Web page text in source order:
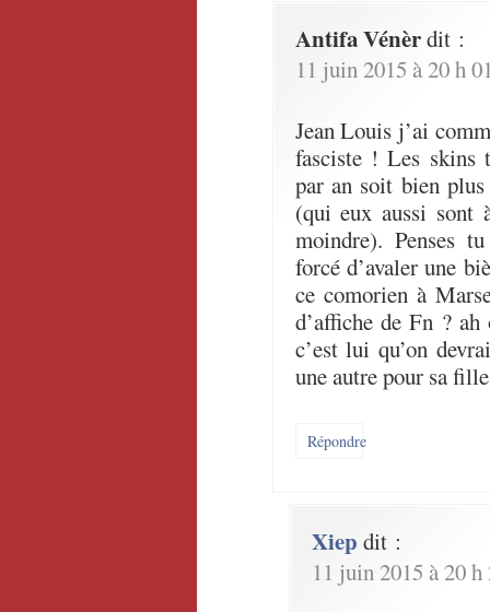
Antifa Vénèrdit :
11 juin 2015 à 20 h
Jean Louis j’ai
fasciste ! Les skins
par an soit bien
(qui eux aussi sont
moindre). Penses
forcé d’avaler une
ce comorien à
d’affiche de Fn ?
c’est lui qu’on
une autre pour sa fille
Répondre
Xiep dit :
11 juin 2015 à 20